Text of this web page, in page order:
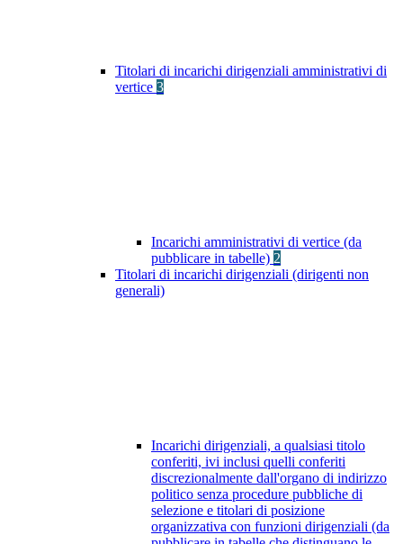
Titolari di incarichi dirigenziali amministrativi di
vertice 3
Incarichi amministrativi di vertice (da
pubblicare in tabelle) 2
Titolari di incarichi dirigenziali (dirigenti non
generali)
Incarichi dirigenziali, a qualsiasi titolo
conferiti, ivi inclusi quelli conferiti
discrezionalmente dall'organo di indirizzo
politico senza procedure pubbliche di
selezione e titolari di posizione
organizzativa con funzioni dirigenziali (da